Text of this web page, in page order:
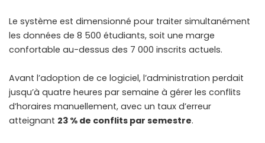
Le système est dimensionné pour traiter simultanément
les données de 8 500 étudiants, soit une marge
confortable au-dessus des 7 000 inscrits actuels.
Avant l’adoption de ce logiciel, l’administration perdait
jusqu’à quatre heures par semaine à gérer les conflits
d’horaires manuellement, avec un taux d’erreur
atteignant 23 % de conflits par semestre.